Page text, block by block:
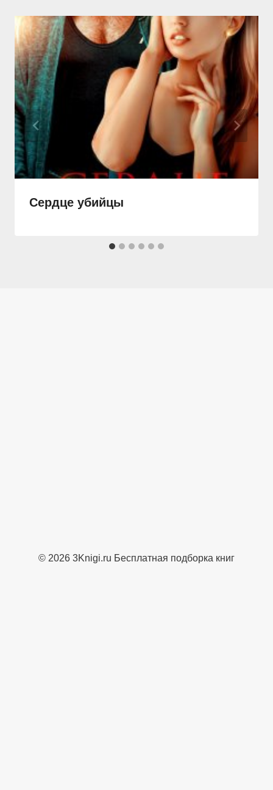
Сердце убийцы
© 2026 3Knigi.ru Бесплатная подборка книг